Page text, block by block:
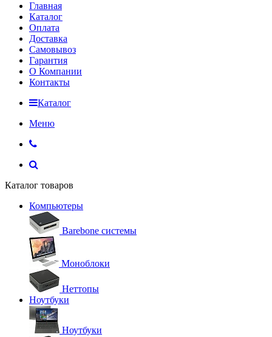
Главная
Каталог
Оплата
Доставка
Самовывоз
Гарантия
О Компании
Контакты
Каталог
Меню
Каталог товаров
Компьютеры
Barebone системы
Моноблоки
Неттопы
Ноутбуки
Ноутбуки